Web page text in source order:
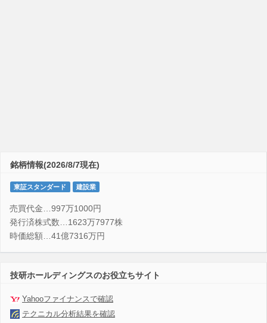
銘柄情報(2026/8/7現在)
東証スタンダード 建設業
売買代金…997万1000円
発行済株式数…1623万7977株
時価総額…41億7316万円
技研ホールディングスのお役立ちサイト
Yahooファイナンスで確認
テクニカル分析結果を確認